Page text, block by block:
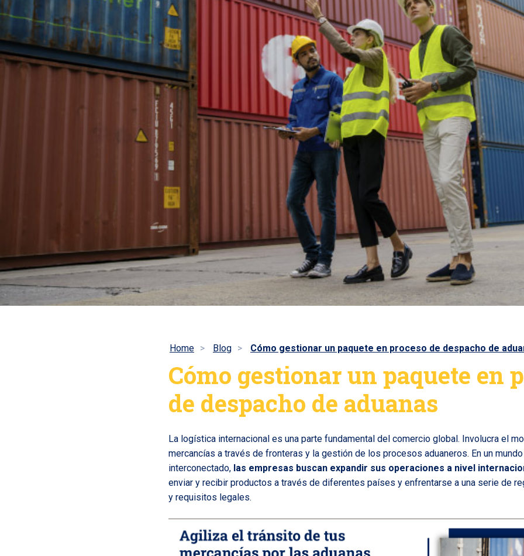
Home Blog Cómo gestionar un paquete en proceso de despacho de
Cómo gestionar un paquete en
de despacho de aduanas
La logística internacional es una parte fundamental del comercio global. Involucra el
mercancías a través de fronteras y la gestión de los procesos aduaneros. En un
interconectado, las empresas buscan expandir sus operaciones a nivel
enviar y recibir productos a través de diferentes países y enfrentarse a una serie de
y requisitos legales.